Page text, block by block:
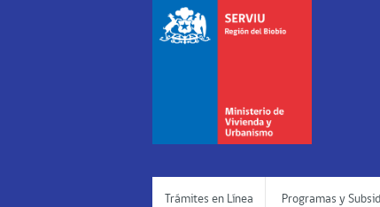
Trámites en Línea Programas y